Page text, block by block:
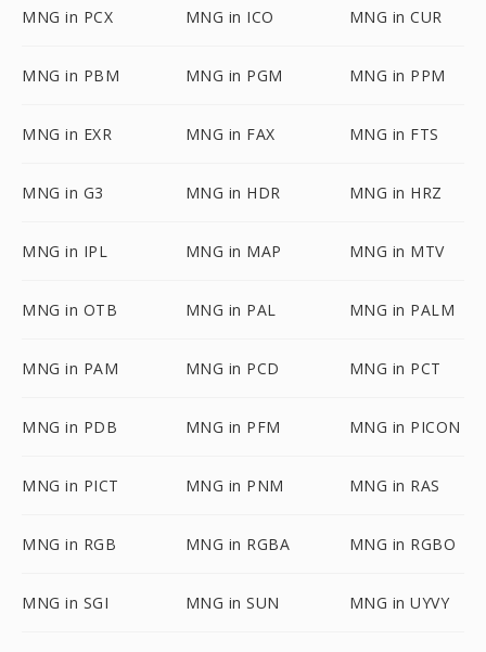
MNG in PCX MNG in ICO MNG in CUR
MNG in PBM MNG in PGM MNG in PPM
MNG in EXR MNG in FAX MNG in FTS
MNG in G3 MNG in HDR MNG in HRZ
MNG in IPL MNG in MAP MNG in MTV
MNG in OTB MNG in PAL MNG in PALM
MNG in PAM MNG in PCD MNG in PCT
MNG in PDB MNG in PFM MNG in PICON
MNG in PICT MNG in PNM MNG in RAS
MNG in RGB MNG in RGBA MNG in RGBO
MNG in SGI MNG in SUN MNG in UYVY